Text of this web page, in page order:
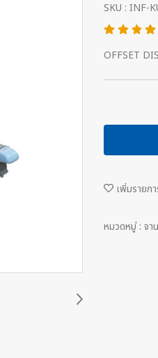
SKU : INF-
OFFSET
เพิ่มรายก
หมวดหมู่ : จา